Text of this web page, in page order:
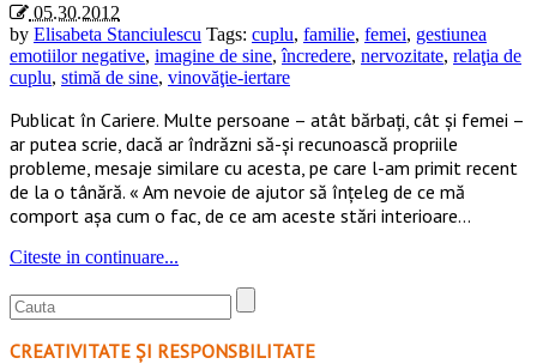
05.30.2012
by Elisabeta Stanciulescu Tags: cuplu, familie, femei, gestiunea
emotiilor negative, imagine de sine,încredere, nervozitate, relaţia de
cuplu, stimă de sine, vinovăţie-iertare
Publicat în Cariere. Multe persoane – atât bărbaţi, cât şi femei –
ar putea scrie, dacă ar îndrăzni să-şi recunoască propriile
probleme, mesaje similare cu acesta, pe care l-am primit recent
de la o tânără. « Am nevoie de ajutor să înţeleg de ce mă
comport aşa cum o fac, de ce am aceste stări interioare…
Citeste in continuare...
CREATIVITATE ȘI RESPONSBILITATE